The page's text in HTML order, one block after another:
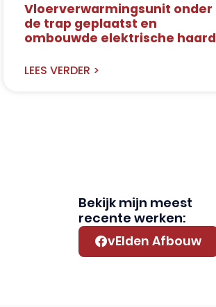
Vloerverwarmingsunit onder
de trap geplaatst en
ombouwde elektrische haard
LEES VERDER >
Bekijk mijn meest
recente werken:
vElden Afbouw